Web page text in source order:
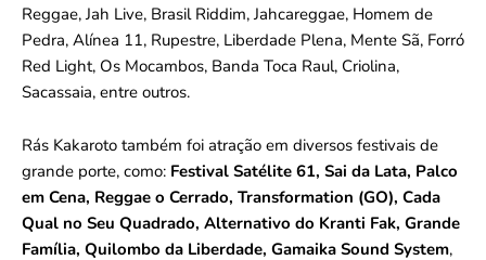
Reggae, Jah Live, Brasil Riddim, Jahcareggae, Homem de
Pedra, Alínea 11, Rupestre, Liberdade Plena, Mente Sã, Forró
Red Light, Os Mocambos, Banda Toca Raul, Criolina,
Sacassaia, entre outros.
Rás Kakaroto também foi atração em diversos festivais de
grande porte, como: Festival Satélite 61, Sai da Lata, Palco
em Cena, Reggae o Cerrado, Transformation (GO), Cada
Qual no Seu Quadrado, Alternativo do Kranti Fak, Grande
Família, Quilombo da Liberdade, Gamaika Sound System,